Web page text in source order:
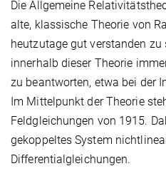
Die Allgemeine
alte, klassische Theorie von
heutzutage gut verstanden
innerhalb dieser Theorie
zu beantworten, etwa bei der
Im Mittelpunkt der Theorie
Feldgleichungen von 1915.
gekoppeltes System
Differentialgleichungen.